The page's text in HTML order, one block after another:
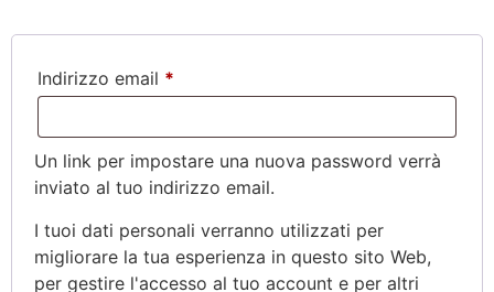
Indirizzo email *
Un link per impostare una nuova password verrà
inviato al tuo indirizzo email.
I tuoi dati personali verranno utilizzati per
migliorare la tua esperienza in questo sito Web,
per gestire l'accesso al tuo account e per altri